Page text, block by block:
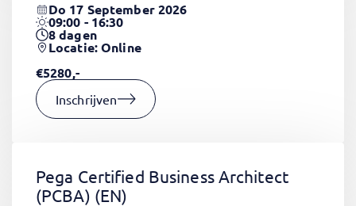
Do 17 September 2026
09:00 - 16:30
8dagen
Locatie: Online
€5280,-
Inschrijven
Pega Certified Business Architect
(PCBA) (EN)